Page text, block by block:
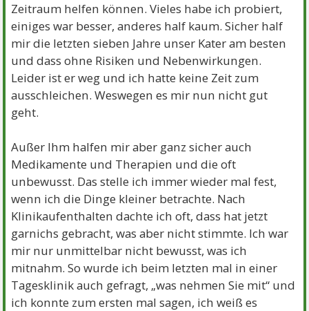
Zeitraum helfen können. Vieles habe ich probiert,
einiges war besser, anderes half kaum. Sicher half
mir die letzten sieben Jahre unser Kater am besten
und dass ohne Risiken und Nebenwirkungen.
Leider ist er weg und ich hatte keine Zeit zum
ausschleichen. Weswegen es mir nun nicht gut
geht.
Außer Ihm halfen mir aber ganz sicher auch
Medikamente und Therapien und die oft
unbewusst. Das stelle ich immer wieder mal fest,
wenn ich die Dinge kleiner betrachte. Nach
Klinikaufenthalten dachte ich oft, dass hat jetzt
garnichs gebracht, was aber nicht stimmte. Ich war
mir nur unmittelbar nicht bewusst, was ich
mitnahm. So wurde ich beim letzten mal in einer
Tagesklinik auch gefragt, „was nehmen Sie mit“ und
ich konnte zum ersten mal sagen, ich weiß es